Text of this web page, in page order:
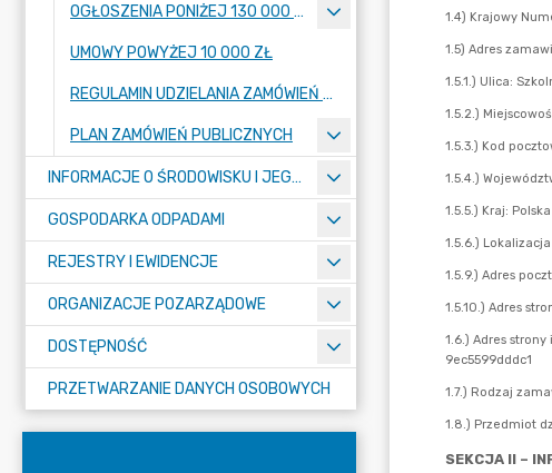
OGŁOSZENIA PONIŻEJ 130 000 ZŁ
UMOWY POWYŻEJ 10 000 ZŁ
REGULAMIN UDZIELANIA ZAMÓWIEŃ PUBLICZNYCH
PLAN ZAMÓWIEŃ PUBLICZNYCH
INFORMACJE O ŚRODOWISKU I JEGO OCHRONIE
GOSPODARKA ODPADAMI
REJESTRY I EWIDENCJE
ORGANIZACJE POZARZĄDOWE
DOSTĘPNOŚĆ
PRZETWARZANIE DANYCH OSOBOWYCH